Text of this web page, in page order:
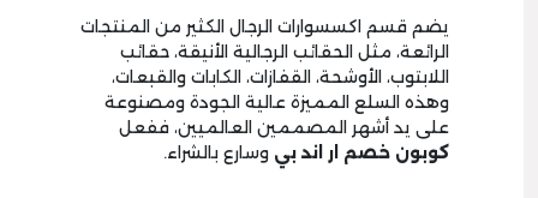
يضم قسم اكسسوارات الرجال الكثير من المنتجات
الرائعة، مثل الحقائب الرجالية الأنيقة، حقائب
اللابتوب، الأوشحة، القفازات، الكابات والقبعات،
وهذه السلع المميزة عالية الجودة ومصنوعة
على يد أشهر المصممين العالميين، ففعل
كوبون خصم ار اند بي وسارع بالشراء.